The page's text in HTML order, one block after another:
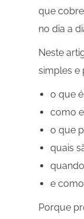
que
no dia a
Neste
simples e
o que
como
o que
quais
e
Porque